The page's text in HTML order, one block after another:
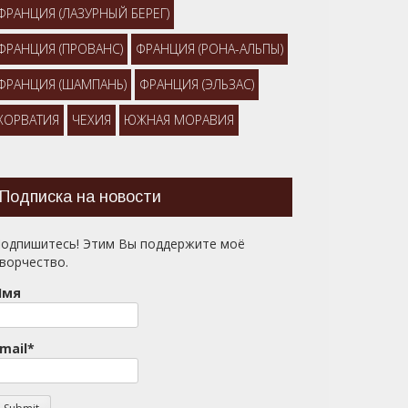
(ЛАЗУРНЫЙ БЕРЕГ)
(ПРОВАНС) ФРАНЦИЯ (РОНА-АЛЬПЫ)
(ШАМПАНЬ) ФРАНЦИЯ (ЭЛЬЗАС)
ЧЕХИЯ ЮЖНАЯ МОРАВИЯ
Подписка на новости
Этим Вы поддержите моё